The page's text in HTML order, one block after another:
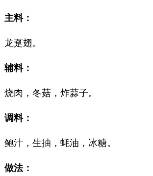
主料：
龙趸翅。
辅料：
烧肉，冬菇，炸蒜子。
调料：
鲍汁，生抽，蚝油，冰糖。
做法：